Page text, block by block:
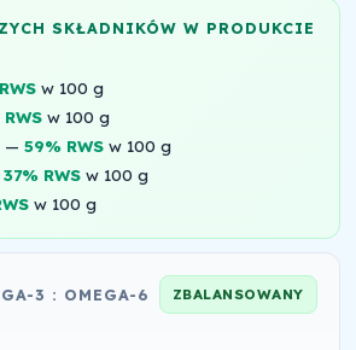
SKŁADNIKÓW W PRODUKCIE
w 100 g
w 100 g
— 59% RWSw 100 g
37% RWSw 100 g
w 100 g
3 : OMEGA-6 ZBALANSOWANY